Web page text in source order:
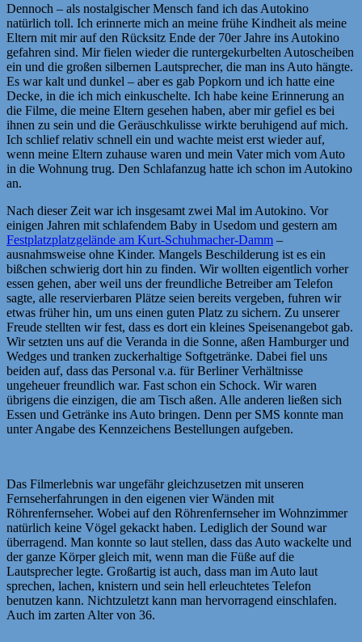
Dennoch – als nostalgischer Mensch fand ich das Autokino
natürlich toll. Ich erinnerte mich an meine frühe Kindheit als meine
Eltern mit mir auf den Rücksitz Ende der 70er Jahre ins Autokino
gefahren sind. Mir fielen wieder die runtergekurbelten Autoscheiben
ein und die großen silbernen Lautsprecher, die man ins Auto hängte.
Es war kalt und dunkel – aber es gab Popkorn und ich hatte eine
Decke, in die ich mich einkuschelte. Ich habe keine Erinnerung an
die Filme, die meine Eltern gesehen haben, aber mir gefiel es bei
ihnen zu sein und die Geräuschkulisse wirkte beruhigend auf mich.
Ich schlief relativ schnell ein und wachte meist erst wieder auf,
wenn meine Eltern zuhause waren und mein Vater mich vom Auto
in die Wohnung trug. Den Schlafanzug hatte ich schon im Autokino
an.
Nach dieser Zeit war ich insgesamt zwei Mal im Autokino. Vor
einigen Jahren mit schlafendem Baby in Usedom und gestern am
Festplatzplatzgelände am Kurt-Schuhmacher-Damm –
ausnahmsweise ohne Kinder. Mangels Beschilderung ist es ein
bißchen schwierig dort hin zu finden. Wir wollten eigentlich vorher
essen gehen, aber weil uns der freundliche Betreiber am Telefon
sagte, alle reservierbaren Plätze seien bereits vergeben, fuhren wir
etwas früher hin, um uns einen guten Platz zu sichern. Zu unserer
Freude stellten wir fest, dass es dort ein kleines Speisenangebot gab.
Wir setzten uns auf die Veranda in die Sonne, aßen Hamburger und
Wedges und tranken zuckerhaltige Softgetränke. Dabei fiel uns
beiden auf, dass das Personal v.a. für Berliner Verhältnisse
ungeheuer freundlich war. Fast schon ein Schock. Wir waren
übrigens die einzigen, die am Tisch aßen. Alle anderen ließen sich
Essen und Getränke ins Auto bringen. Denn per SMS konnte man
unter Angabe des Kennzeichens Bestellungen aufgeben.
Das Filmerlebnis war ungefähr gleichzusetzen mit unseren
Fernseherfahrungen in den eigenen vier Wänden mit
Röhrenfernseher. Wobei auf den Röhrenfernseher im Wohnzimmer
natürlich keine Vögel gekackt haben. Lediglich der Sound war
überragend. Man konnte so laut stellen, dass das Auto wackelte und
der ganze Körper gleich mit, wenn man die Füße auf die
Lautsprecher legte. Großartig ist auch, dass man im Auto laut
sprechen, lachen, knistern und sein hell erleuchtetes Telefon
benutzen kann. Nichtzuletzt kann man hervorragend einschlafen.
Auch im zarten Alter von 36.